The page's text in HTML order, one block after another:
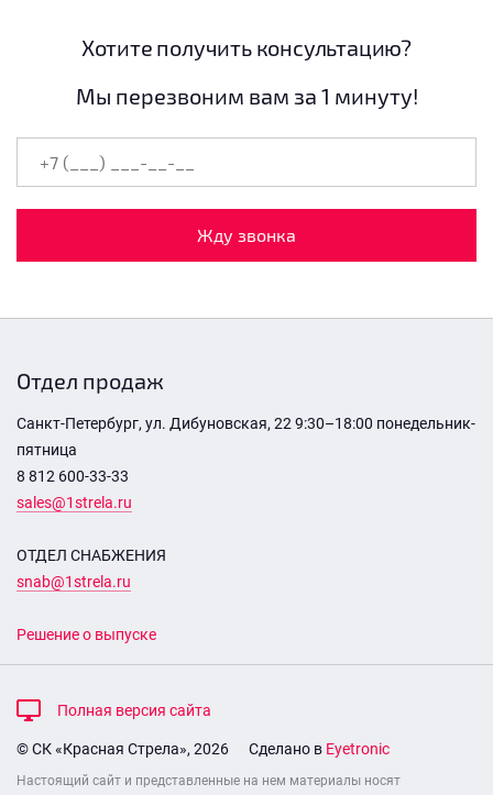
Хотите получить консультацию?
Мы перезвоним вам за 1 минуту!
Жду звонка
Отдел продаж
Санкт-Петербург, ул. Дибуновская, 22 9:30–18:00 понедельник-
пятница
8 812 600-33-33
sales@1strela.ru
ОТДЕЛ СНАБЖЕНИЯ
snab@1strela.ru
Решение о выпуске
Полная версия сайта
© СК «Красная Стрела», 2026 Сделано в Eyetronic
Настоящий сайт и представленные на нем материалы носят